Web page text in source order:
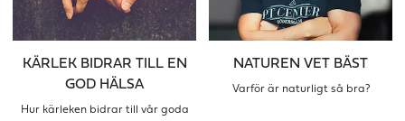
KÄRLEK BIDRAR TILL EN
GOD HÄLSA
Hur kärleken bidrar till vår goda
NATUREN VET BÄST
Varför är naturligt så bra?